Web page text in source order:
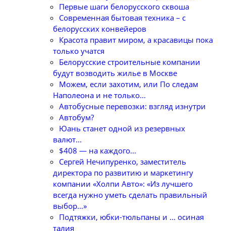
Первые шаги белорусского сквоша
Cовременная бытовая техника – с
белорусских конвейеров
Красота правит миром, а красавицы пока
только учатся
Белорусские строительные компании
будут возводить жилье в Москве
Можем, если захотим, или По следам
Наполеона и не только...
Автобусные перевозки: взгляд изнутри
Автобум?
Юань станет одной из резервных
валют...
$408 — на каждого...
Сергей Нечипуренко, заместитель
директора по развитию и маркетингу
компании «Холпи Авто»: «Из лучшего
всегда нужно уметь сделать правильный
выбор...»
Подтяжки, юбки-тюльпаны и ... осиная
талия